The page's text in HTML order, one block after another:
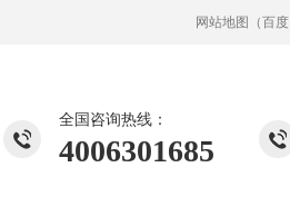
网站地图 （百度
全国咨询热线：
4006301685